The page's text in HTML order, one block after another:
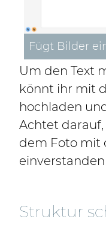
Fügt Bilder
Um den Text
könnt ihr mit
hochladen
Achtet darauf,
dem Foto mit
Struktur